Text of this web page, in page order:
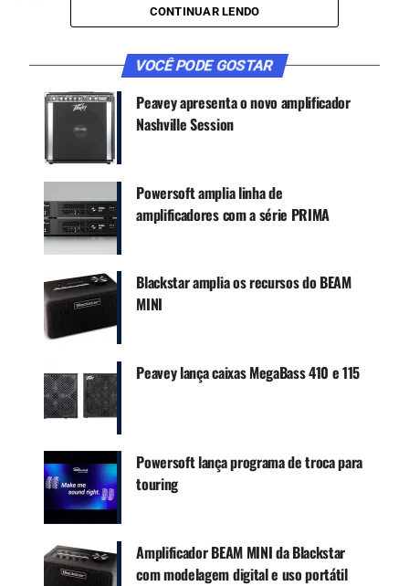
Receba novas matérias do Música & Mercado no
WhatsApp e no Google News.
Os transformadores são projetados por meio de
modelagem matemática estrutural e
proporcionam rendimento “nunca antes visto, com
perdas por inserção de apenas 0,4 dB, enquanto
que produtos consagrados do mercado exibem
perdas de quase 3 dB”, comentou Marcelo Barros,
CEO e diretor de pesquisa e desenvolvimento da
empresa.
Por exemplo, em uma aplicação típica de 10 W, os
transformadores Nano CVT conseguem transferir
9,3 W para o alto–falante, enquanto que o
competidor top de mercado alcança apenas 5,6
W.
Gostou? Veja mais informações em
www.amplificadoresnextpro.com.br
CONTINUAR LENDO
VOCÊ PODE GOSTAR
Peavey apresenta o novo amplificador
Nashville Session
Powersoft amplia linha de
amplificadores com a série PRIMA
Blackstar amplia os recursos do BEAM
MINI
Peavey lança caixas MegaBass 410 e 115
Powersoft lança programa de troca para
touring
Amplificador BEAM MINI da Blackstar
com modelagem digital e uso portátil